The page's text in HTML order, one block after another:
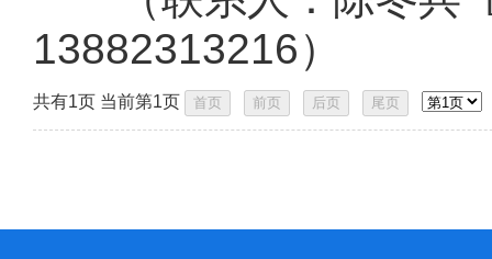
13882313216）
共有1页 当前第1页